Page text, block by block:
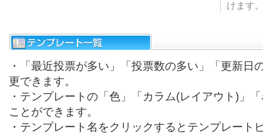
けます
・「最近投票が多い」「投票数の多い」「更新日
更できます。
・テンプレートの「色」「カラム(レイアウト)」
ことができます。
・テンプレート名をクリックするとテンプレート